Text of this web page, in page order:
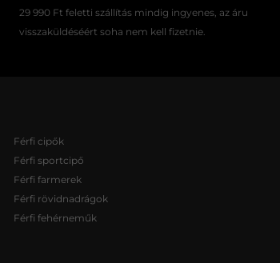
29 990 Ft feletti szállítás mindig ingyenes, az áru
visszaküldéséért soha nem kell fizetnie.
Férfi cipők
Férfi sportcipő
Férfi farmerek
Férfi rövidnadrágok
Férfi fehérneműk